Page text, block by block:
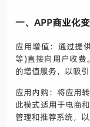
一、APP商业化
应用增值：通过提
等)直接向用户收费
的增值服务，以吸引
应用内购：将应用
此模式适用于电商
管理和推荐系统，以